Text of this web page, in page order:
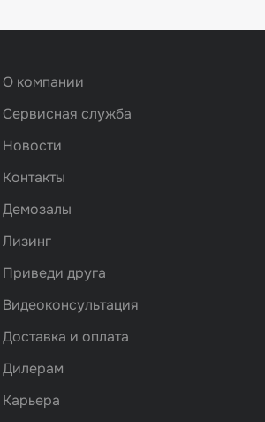
О компании
Сервисная служба
Новости
Контакты
Демозалы
Лизинг
Приведи друга
Видеоконсультация
Доставка и оплата
Дилерам
Карьера